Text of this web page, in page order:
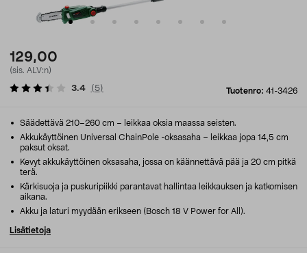
129,00
(sis. ALV:n)
Tuotenro: 41-3426
3.4 ( 5)
Säädettävä 210–260 cm – leikkaa oksia maassa seisten.
Akkukäyttöinen Universal ChainPole -oksasaha – leikkaa jopa 14,5 cm
paksut oksat.
Kevyt akkukäyttöinen oksasaha, jossa on käännettävä pää ja 20 cm pitkä
terä.
Kärkisuoja ja puskuripiikki parantavat hallintaa leikkauksen ja katkomisen
aikana.
Akku ja laturi myydään erikseen (Bosch 18 V Power for All).
Lisätietoja